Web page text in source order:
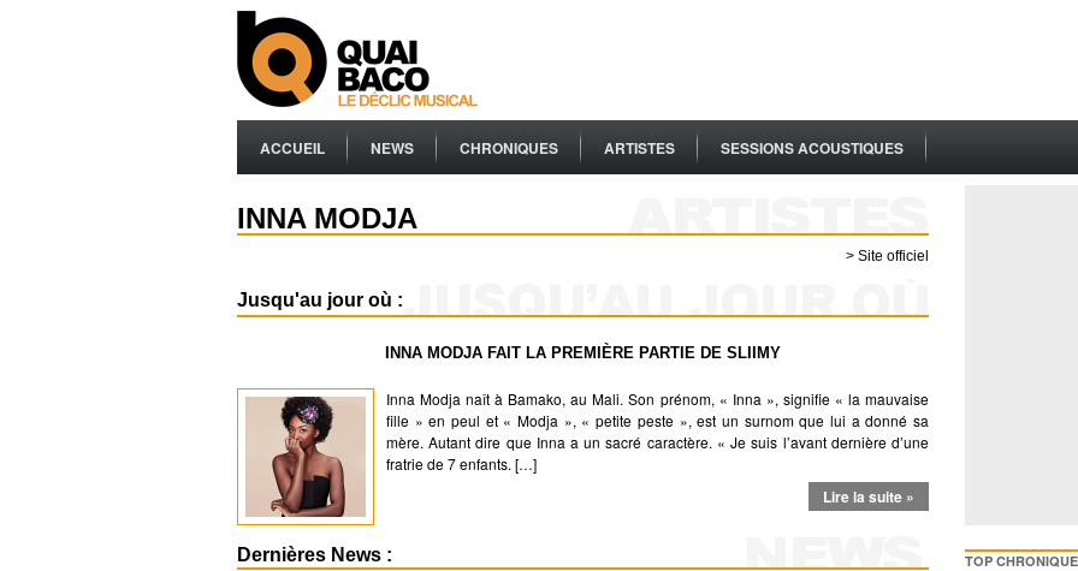
ACCUEIL NEWS CHRONIQUES ARTISTES SESSIONS ACOUSTIQUES
INNA MODJA
> Site officiel
Jusqu'au jour où :
INNA MODJA FAIT LA PREMIÈRE PARTIE DE SLIIMY
Inna Modja naît à Bamako, au Mali. Son prénom, « Inna », signifie « la mauvaise
fille » en peul et « Modja », « petite peste », est un surnom que lui a donné sa
mère. Autant dire que Inna a un sacré caractère. « Je suis l’avant dernière d’une
fratrie de 7 enfants. […]
Lire la suite »
Dernières News :
TOP